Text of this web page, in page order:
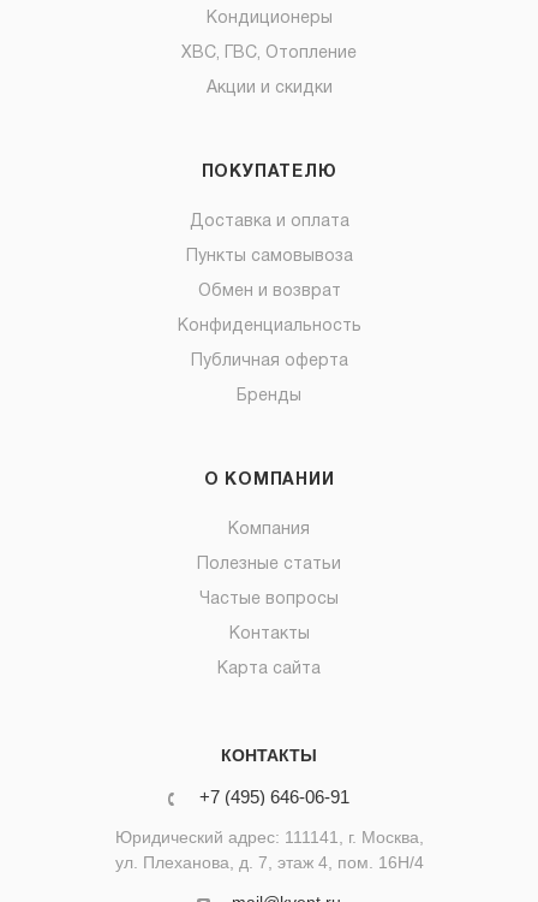
Кондиционеры
ХВС, ГВС, Отопление
Акции и скидки
ПОКУПАТЕЛЮ
Доставка и оплата
Пункты самовывоза
Обмен и возврат
Конфиденциальность
Публичная оферта
Бренды
О КОМПАНИИ
Компания
Полезные статьи
Частые вопросы
Контакты
Карта сайта
КОНТАКТЫ
+7 (495) 646-06-91
Юридический адрес: 111141, г. Москва,
ул. Плеханова, д. 7, этаж 4, пом. 16Н/4